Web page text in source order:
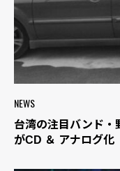
NEWS
台湾の注目バンド・
がCD ＆ アナログ化